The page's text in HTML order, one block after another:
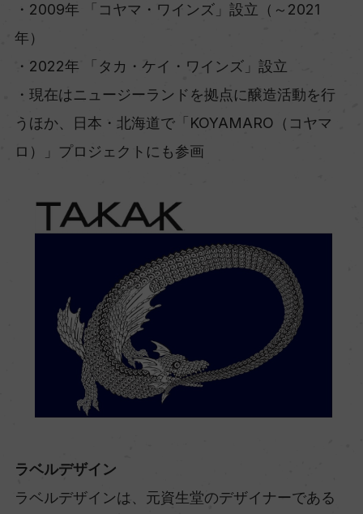
・2009年 「コヤマ・ワインズ」設立（～2021
年）
・2022年 「タカ・ケイ・ワインズ」設立
・現在はニュージーランドを拠点に醸造活動を行
うほか、日本・北海道で「KOYAMARO（コヤマ
ロ）」プロジェクトにも参画
ラベルデザイン
ラベルデザインは、元資生堂のデザイナーである